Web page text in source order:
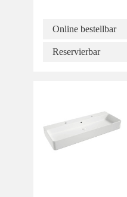
Online bestellbar
Reservierbar